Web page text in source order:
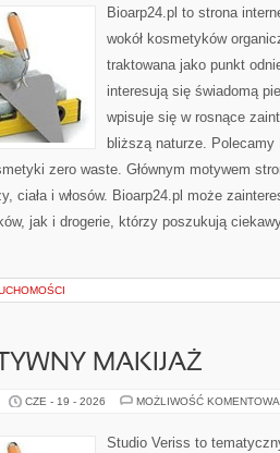
Bioarp24.pl to strona
wokół kosmetyków
traktowana jako punkt
interesują się świadomą
wpisuje się w rosnące
bliższą naturze.
zero waste. Głównym motywem
ciała i włosów. Bioarp24.pl może
jak i drogerie, którzy poszukują
MAKIJAŻ
CZE - 19 - 2026 MOŻLIWOŚĆ
Studio Veriss to